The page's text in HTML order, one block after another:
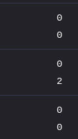
0
0
0
2
0
0